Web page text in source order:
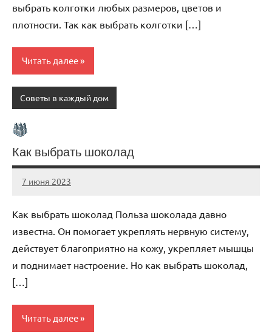
выбрать колготки любых размеров, цветов и
плотности. Так как выбрать колготки […]
Читать далее
Советы в каждый дом
Как выбрать шоколад
7 июня 2023
scuralets_ru
Нет
Как выбрать шоколад Польза шоколада давно
известна. Он помогает укреплять нервную систему,
действует благоприятно на кожу, укрепляет мышцы
и поднимает настроение. Но как выбрать шоколад,
[…]
Читать далее